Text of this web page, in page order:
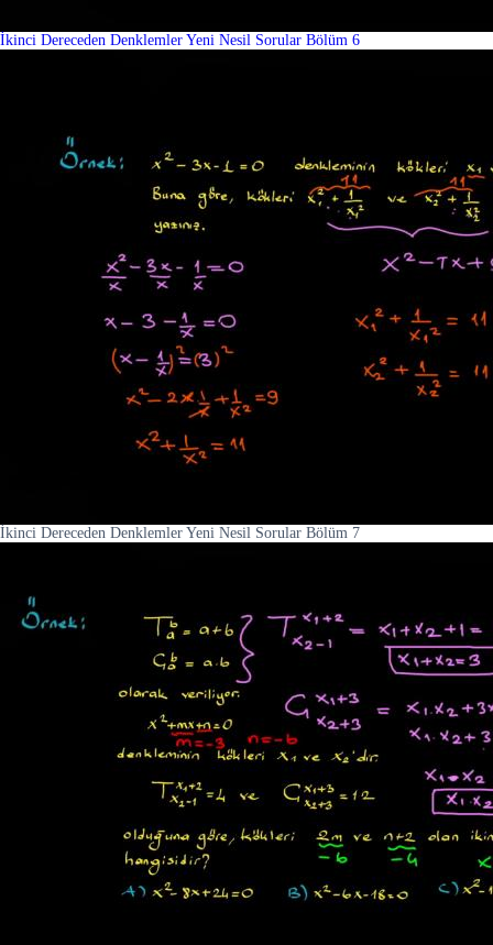
İkinci Dereceden Denklemler Yeni Nesil Sorular Bölüm 6
İkinci Dereceden Denklemler Yeni Nesil Sorular Bölüm 7